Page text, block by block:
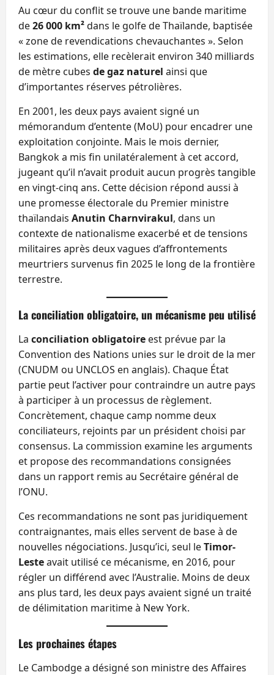
Au cœur du conflit se trouve une bande maritime
de26 000 km²dans le golfe de Thaïlande, baptisée
« zone de revendications chevauchantes ». Selon
les estimations, elle recèlerait environ 340 milliards
de mètre cubes de gaz naturel ainsi que
d’importantes réserves pétrolières.
En 2001, les deux pays avaient signé un
mémorandum d’entente (MoU) pour encadrer une
exploitation conjointe. Mais le mois dernier,
Bangkok a mis fin unilatéralement à cet accord,
jugeant qu’il n’avait produit aucun progrès tangible
en vingt-cinq ans. Cette décision répond aussi à
une promesse électorale du Premier ministre
thaïlandais Anutin Charnvirakul, dans un
contexte de nationalisme exacerbé et de tensions
militaires après deux vagues d’affrontements
meurtriers survenus fin 2025 le long de la frontière
terrestre.
La conciliation obligatoire, un mécanisme peu utilisé
La conciliation obligatoire est prévue par la
Convention des Nations unies sur le droit de la mer
(CNUDM ou UNCLOS en anglais). Chaque État
partie peut l’activer pour contraindre un autre pays
à participer à un processus de règlement.
Concrètement, chaque camp nomme deux
conciliateurs, rejoints par un président choisi par
consensus. La commission examine les arguments
et propose des recommandations consignées
dans un rapport remis au Secrétaire général de
l’ONU.
Ces recommandations ne sont pas juridiquement
contraignantes, mais elles servent de base à de
nouvelles négociations. Jusqu’ici, seul leTimor-
Lesteavait utilisé ce mécanisme, en 2016, pour
régler un différend avec l’Australie. Moins de deux
ans plus tard, les deux pays avaient signé un traité
de délimitation maritime à New York.
Les prochaines étapes
Le Cambodge a désigné son ministre des Affaires